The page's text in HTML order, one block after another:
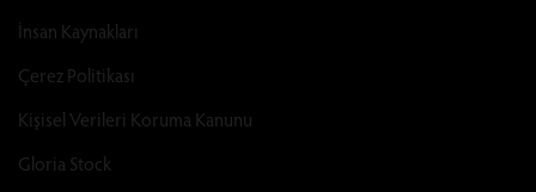
İnsan Kaynakları
Çerez Politikası
Kişisel Verileri Koruma Kanunu
Gloria Stock